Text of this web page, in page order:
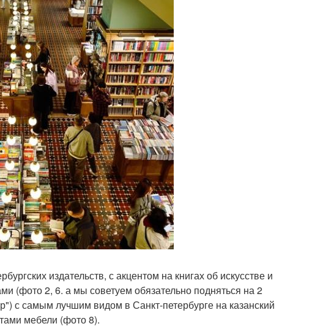
издательств, с акцентом на книгах об искусстве и
(фото 2, 6. а мы советуем обязательно подняться на 2
с самым лучшим видом в Санкт-петербурге на казанский
мебели (фото 8).